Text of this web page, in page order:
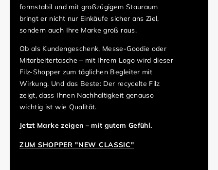
formstabil und mit großzügigem Stauraum
bringt er nicht nur Einkäufe sicher ans Ziel,
sondern auch Ihre Marke groß raus.
Ob als Kundengeschenk, Messe-Goodie oder
Mitarbeitertasche – mit Ihrem Logo wird dieser
Filz-Shopper zum täglichen Begleiter mit
Wirkung. Und das Beste: Der recycelte Filz
zeigt, dass Ihnen Nachhaltigkeit genauso
wichtig ist wie Qualität.
Jetzt Marke zeigen – mit gutem Gefühl.
ZUM SHOPPER "NEW CLASSIC"